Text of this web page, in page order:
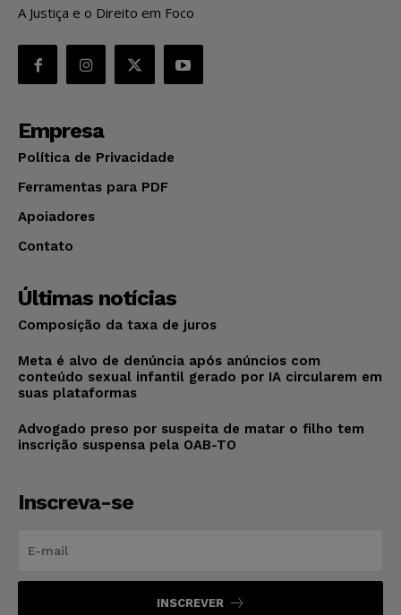
A Justiça e o Direito em Foco
Empresa
Política de Privacidade
Ferramentas para PDF
Apoiadores
Contato
Últimas notícias
Composição da taxa de juros
Meta é alvo de denúncia após anúncios com
conteúdo sexual infantil gerado por IA circularem em
suas plataformas
Advogado preso por suspeita de matar o filho tem
inscrição suspensa pela OAB-TO
Inscreva-se
INSCREVER